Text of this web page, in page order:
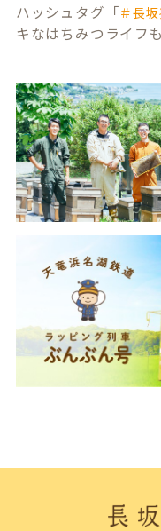
ハッシュタグ「＃長
キなはちみつライフ